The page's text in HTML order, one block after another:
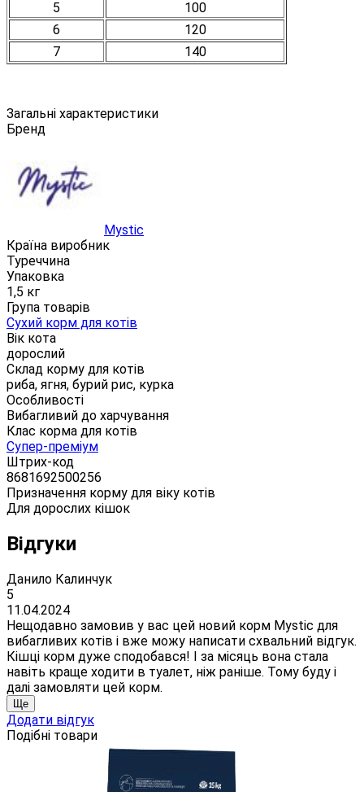
5
100
6
120
7
140
Загальні характеристики
Бренд
Mystic
Країна виробник
Туреччина
Упаковка
1,5 кг
Група товарів
Сухий корм для котів
Вік кота
дорослий
Склад корму для котів
риба, ягня, бурий рис, курка
Особливості
Вибагливий до харчування
Клас корма для котів
Супер-преміум
Штрих-код
8681692500256
Призначення корму для віку котів
Для дорослих кішок
Відгуки
Данило Калинчук
5
11.04.2024
Нещодавно замовив у вас цей новий корм Mystic для
вибагливих котів і вже можу написати схвальний відгук.
Кішці корм дуже сподобався! І за місяць вона стала
навіть краще ходити в туалет, ніж раніше. Тому буду і
далі замовляти цей корм.
Ще
Додати відгук
Подібні товари